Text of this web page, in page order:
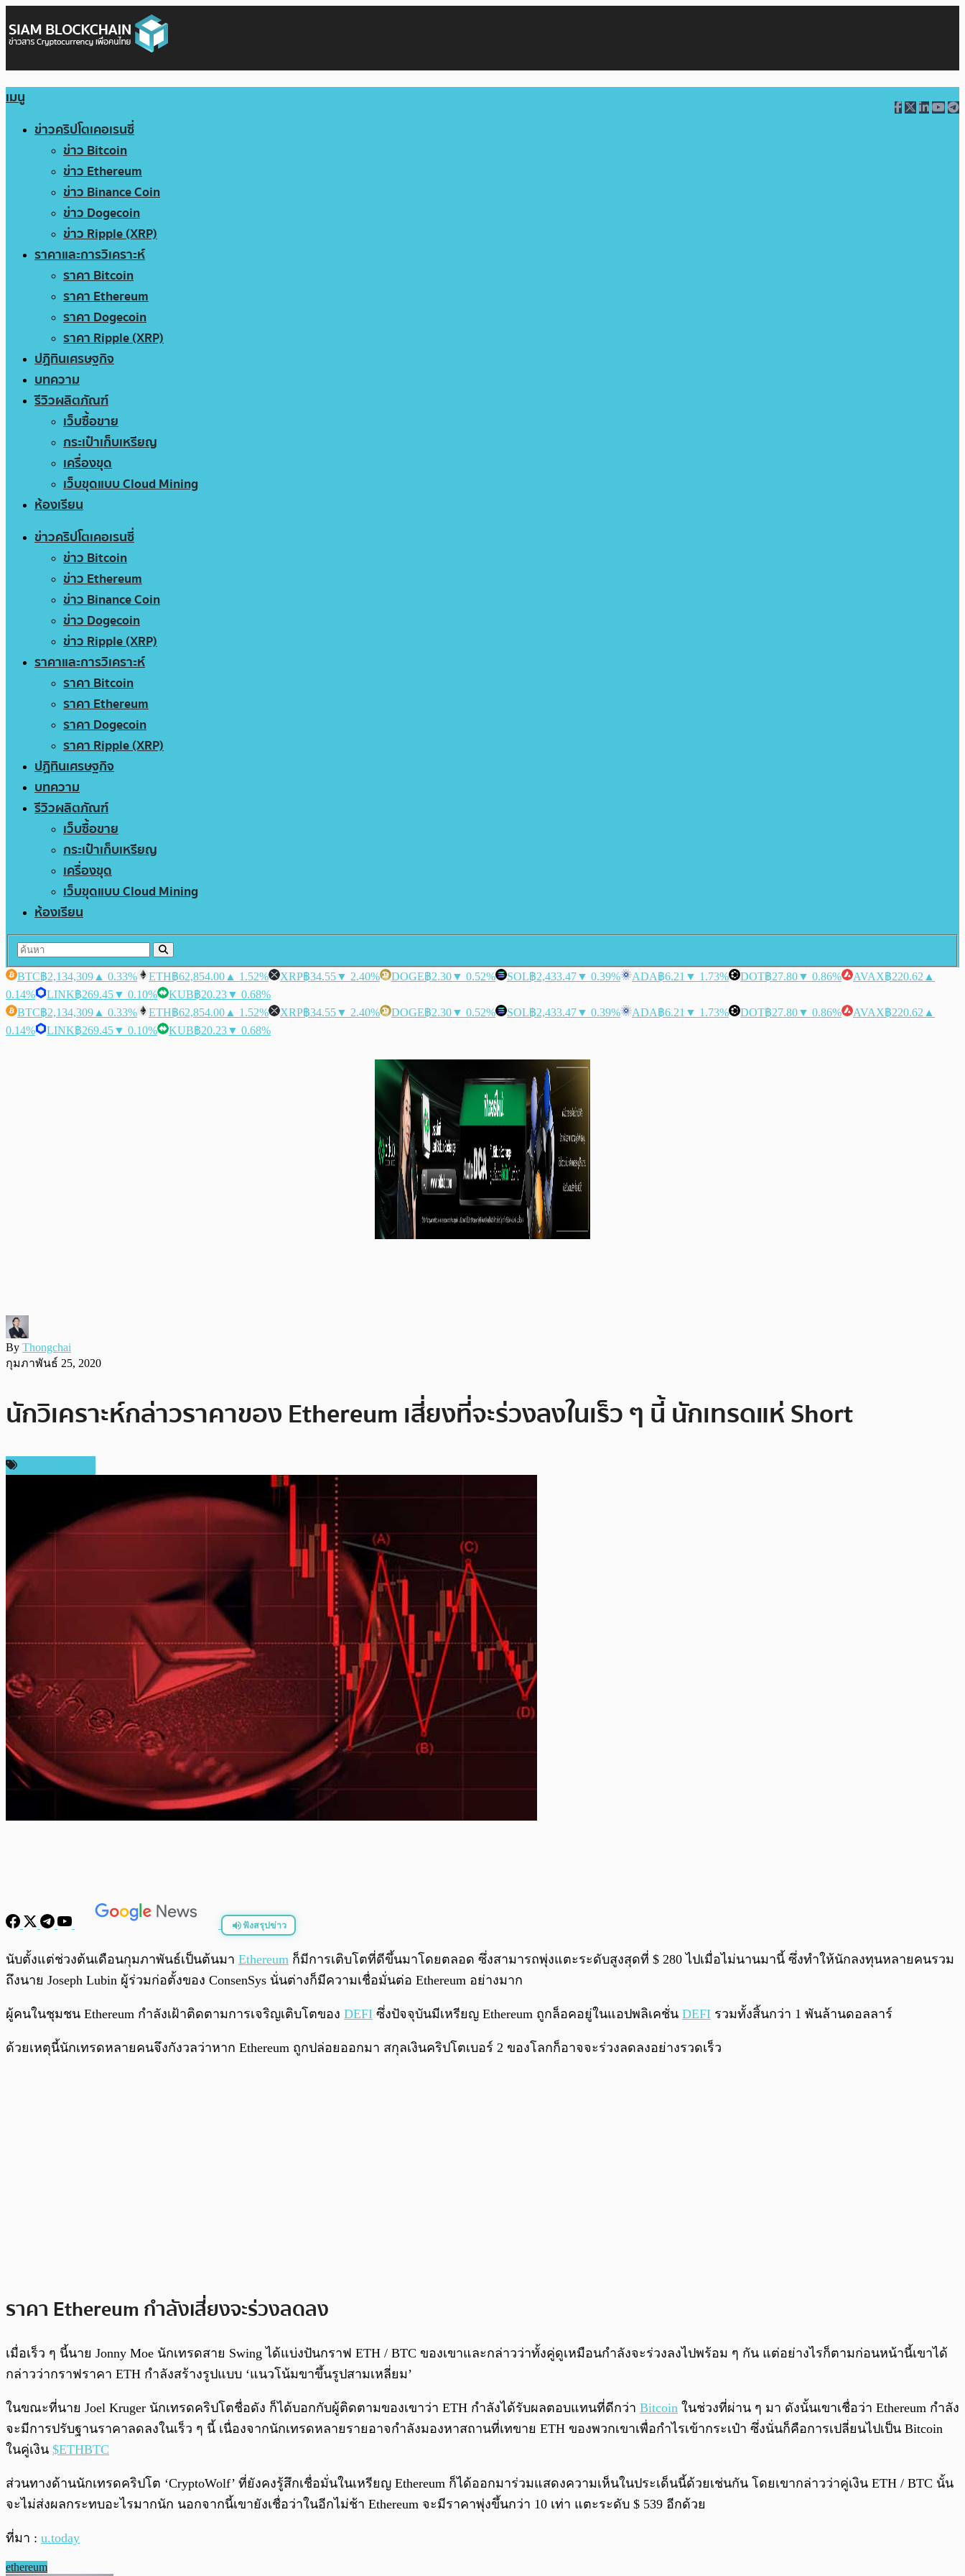
เมนู
ข่าวคริปโตเคอเรนซี่
ข่าว Bitcoin
ข่าว Ethereum
ข่าว Binance Coin
ข่าว Dogecoin
ข่าว Ripple (XRP)
ราคาและการวิเคราะห์
ราคา Bitcoin
ราคา Ethereum
ราคา Dogecoin
ราคา Ripple (XRP)
ปฏิทินเศรษฐกิจ
บทความ
รีวิวผลิตภัณฑ์
เว็บซื้อขาย
กระเป๋าเก็บเหรียญ
เครื่องขุด
เว็บขุดแบบ Cloud Mining
ห้องเรียน
ข่าวคริปโตเคอเรนซี่
ข่าว Bitcoin
ข่าว Ethereum
ข่าว Binance Coin
ข่าว Dogecoin
ข่าว Ripple (XRP)
ราคาและการวิเคราะห์
ราคา Bitcoin
ราคา Ethereum
ราคา Dogecoin
ราคา Ripple (XRP)
ปฏิทินเศรษฐกิจ
บทความ
รีวิวผลิตภัณฑ์
เว็บซื้อขาย
กระเป๋าเก็บเหรียญ
เครื่องขุด
เว็บขุดแบบ Cloud Mining
ห้องเรียน
BTC฿2,134,309 ▲ 0.33% ETH฿62,854.00 ▲ 1.52% XRP฿34.55▼ 2.40% DOGE฿2.30▼ 0.52% SOL฿2,433.47▼ 0.39% ADA฿6.21 ▼ 1.73% DOT฿27.80▼ 0.86% AVAX฿220.62 ▲
0.14%
LINK฿269.45▼ 0.10% KUB฿20.23▼ 0.68%
BTC฿2,134,309 ▲ 0.33% ETH฿62,854.00 ▲ 1.52% XRP฿34.55▼ 2.40% DOGE฿2.30▼ 0.52% SOL฿2,433.47▼ 0.39% ADA฿6.21 ▼ 1.73% DOT฿27.80▼ 0.86% AVAX฿220.62 ▲
0.14%
LINK฿269.45▼ 0.10% KUB฿20.23▼ 0.68%
By Thongchai
กุมภาพันธ์ 25, 2020
นักวิเคราะห์กล่าวราคาของ Ethereum เสี่ยงที่จะร่วงลงในเร็ว ๆ นี้ นักเทรดแห่ Short
ฟังสรุปข่าว
พร้อมเล่น
นับตั้งแต่ช่วงต้นเดือนกุมภาพันธ์เป็นต้นมา Ethereum ก็มีการเติบโตที่ดีขึ้นมาโดยตลอด ซึ่งสามารถพุ่งแตะระดับสูงสุดที่ $ 280 ไปเมื่อไม่นานมานี้ ซึ่งทำให้นักลงทุนหลายคนรวม
ถึงนาย Joseph Lubin ผู้ร่วมก่อตั้งของ ConsenSys นั่นต่างก็มีความเชื่อมั่นต่อ Ethereum อย่างมาก
ผู้คนในชุมชน Ethereum กำลังเฝ้าติดตามการเจริญเติบโตของ DEFI ซึ่งปัจจุบันมีเหรียญ Ethereum ถูกล็อคอยู่ในแอปพลิเคชั่น DEFI รวมทั้งสิ้นกว่า 1 พันล้านดอลลาร์
ด้วยเหตุนี้นักเทรดหลายคนจึงกังวลว่าหาก Ethereum ถูกปล่อยออกมา สกุลเงินคริปโตเบอร์ 2 ของโลกก็อาจจะร่วงลดลงอย่างรวดเร็ว
ราคา Ethereum กำลังเสี่ยงจะร่วงลดลง
เมื่อเร็ว ๆ นี้นาย Jonny Moe นักเทรดสาย Swing ได้แบ่งปันกราฟ ETH / BTC ของเขาและกล่าวว่าทั้งคู่ดูเหมือนกำลังจะร่วงลงไปพร้อม ๆ กัน แต่อย่างไรก็ตามก่อนหน้านี้เขาได้
กล่าวว่ากราฟราคา ETH กำลังสร้างรูปแบบ ‘แนวโน้มขาขึ้นรูปสามเหลี่ยม’
ในขณะที่นาย Joel Kruger นักเทรดคริปโตชื่อดัง ก็ได้บอกกับผู้ติดตามของเขาว่า ETH กำลังได้รับผลตอบแทนที่ดีกว่า Bitcoin ในช่วงที่ผ่าน ๆ มา ดังนั้นเขาเชื่อว่า Ethereum กำลัง
จะมีการปรับฐานราคาลดลงในเร็ว ๆ นี้ เนื่องจากนักเทรดหลายรายอาจกำลังมองหาสถานที่เทขาย ETH ของพวกเขาเพื่อกำไรเข้ากระเป๋า ซึ่งนั่นก็คือการเปลี่ยนไปเป็น Bitcoin
ในคู่เงิน $ETHBTC
ส่วนทางด้านนักเทรดคริปโต ‘CryptoWolf’ ที่ยังคงรู้สึกเชื่อมั่นในเหรียญ Ethereum ก็ได้ออกมาร่วมแสดงความเห็นในประเด็นนี้ด้วยเช่นกัน โดยเขากล่าวว่าคู่เงิน ETH / BTC นั้น
จะไม่ส่งผลกระทบอะไรมากนัก นอกจากนี้เขายังเชื่อว่าในอีกไม่ช้า Ethereum จะมีราคาพุ่งขึ้นกว่า 10 เท่า แตะระดับ $ 539 อีกด้วย
ที่มา : u.today
ethereum